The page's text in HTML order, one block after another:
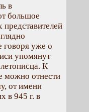
в
большое
говоря уже о
упомянут
К
можно отнести
от имени
в 945 г. в